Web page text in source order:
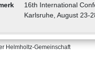
16th International
Karlsruhe, August 23-
Helmholtz-Gemeinschaft